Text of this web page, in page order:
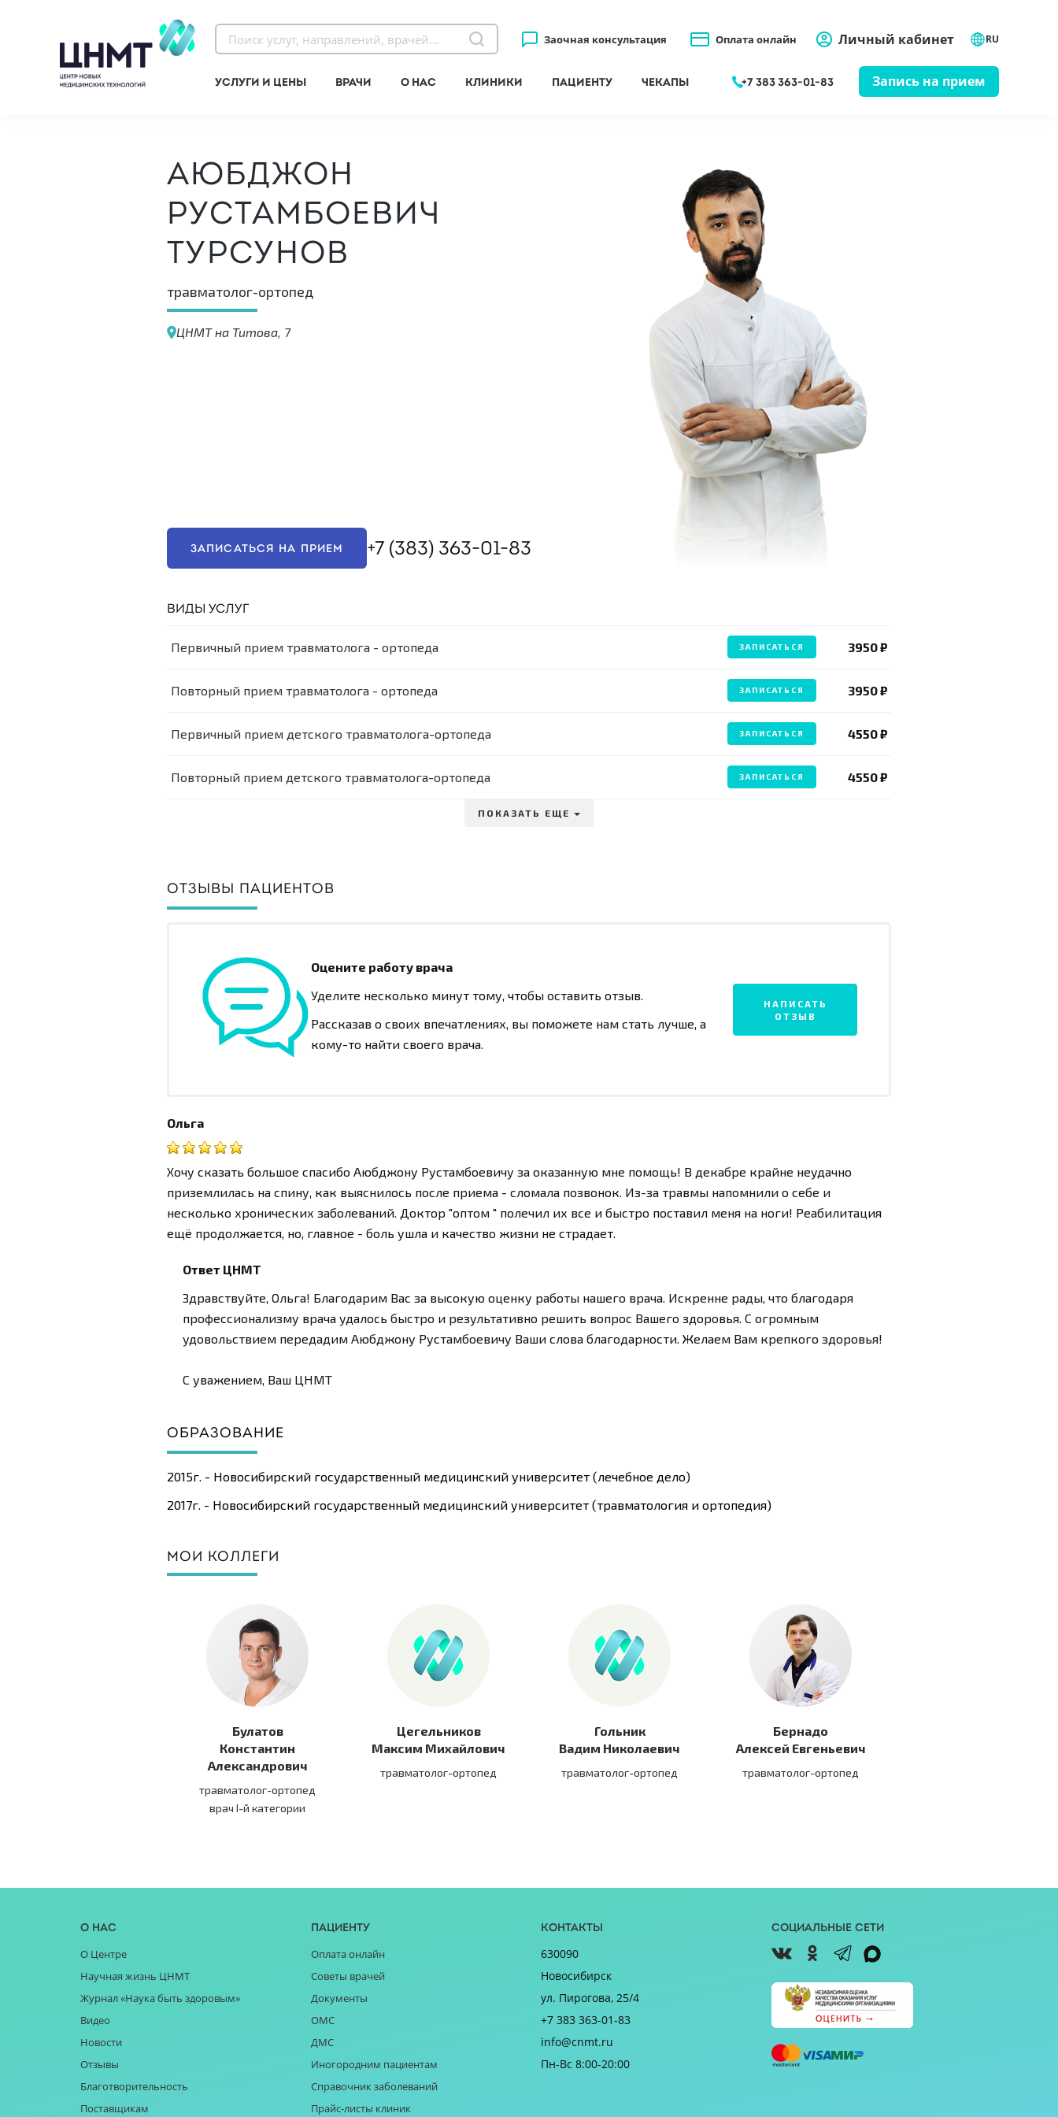
Заочная консультация Оплата онлайн Личный кабинет RU
Услуги и цены Врачи О нас Клиники Пациенту Чекапы +7 383 363-01-83 Запись на прием
Аюбджон
Рустамбоевич
Турсунов
травматолог-ортопед
ЦНМТ на Титова, 7
ЗАПИСАТЬСЯ НА ПРИЕМ +7 (383) 363-01-83
ВИДЫ УСЛУГ
Первичный прием травматолога - ортопеда 3950 ₽
ЗАПИСАТЬСЯ
Повторный прием травматолога - ортопеда 3950 ₽
ЗАПИСАТЬСЯ
Первичный прием детского травматолога-ортопеда 4550 ₽
ЗАПИСАТЬСЯ
Повторный прием детского травматолога-ортопеда 4550 ₽
ЗАПИСАТЬСЯ
ПОКАЗАТЬ ЕЩЕ
ОТЗЫВЫ ПАЦИЕНТОВ
Оцените работу врача
Уделите несколько минут тому, чтобы оставить отзыв.
Рассказав о своих впечатлениях, вы поможете нам стать лучше, а
кому-то найти своего врача.
НАПИСАТЬ
ОТЗЫВ
Ольга
Хочу сказать большое спасибо Аюбджону Рустамбоевичу за оказанную мне помощь! В декабре крайне неудачно
приземлилась на спину, как выяснилось после приема - сломала позвонок. Из-за травмы напомнили о себе и
несколько хронических заболеваний. Доктор "оптом " полечил их все и быстро поставил меня на ноги! Реабилитация
ещё продолжается, но, главное - боль ушла и качество жизни не страдает.
Ответ ЦНМТ
Здравствуйте, Ольга! Благодарим Вас за высокую оценку работы нашего врача. Искренне рады, что благодаря
профессионализму врача удалось быстро и результативно решить вопрос Вашего здоровья. С огромным
удовольствием передадим Аюбджону Рустамбоевичу Ваши слова благодарности. Желаем Вам крепкого здоровья!
С уважением, Ваш ЦНМТ
ОБРАЗОВАНИЕ
2015г. - Новосибирский государственный медицинский университет (лечебное дело)
2017г. - Новосибирский государственный медицинский университет (травматология и ортопедия)
МОИ КОЛЛЕГИ
Булатов
Константин
Александрович
травматолог-ортопед
врач I-й категории
Цегельников
Максим Михайлович
травматолог-ортопед
Гольник
Вадим Николаевич
травматолог-ортопед
Бернадо
Алексей Евгеньевич
травматолог-ортопед
О нас
О Центре
Научная жизнь ЦНМТ
Журнал «Наука быть здоровым»
Видео
Новости
Отзывы
Благотворительность
Поставщикам
Пациенту
Оплата онлайн
Советы врачей
Документы
ОМС
ДМС
Иногородним пациентам
Справочник заболеваний
Прайс-листы клиник
Контакты
630090
Новосибирск
ул. Пирогова, 25/4
+7 383 363-01-83
info@cnmt.ru
Пн-Вс 8:00-20:00
Социальные сети